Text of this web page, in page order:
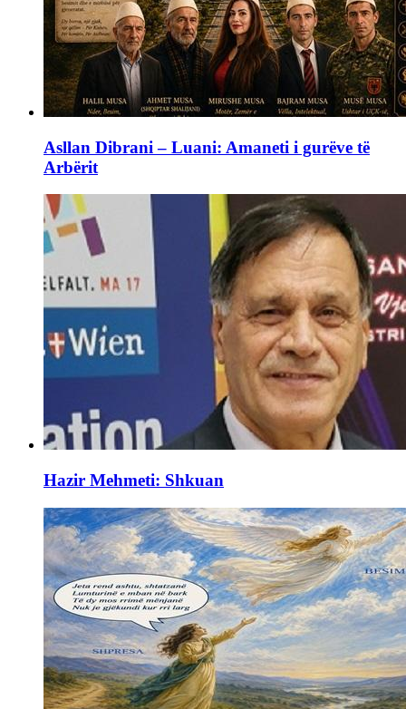
Asllan Dibrani – Luani: Amaneti i gurëve të
Arbërit
Hazir Mehmeti: Shkuan